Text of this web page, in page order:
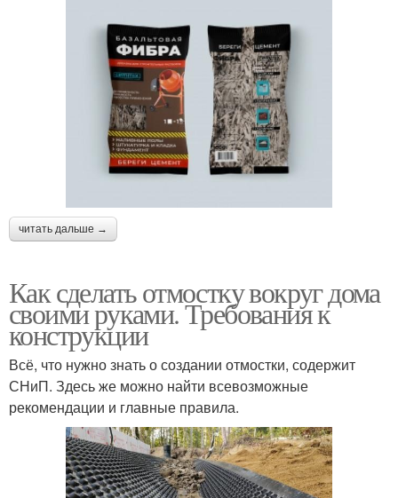
читать дальше →
Как сделать отмостку вокруг дома
своими руками. Требования к
конструкции
Всё, что нужно знать о создании отмостки, содержит
СНиП. Здесь же можно найти всевозможные
рекомендации и главные правила.